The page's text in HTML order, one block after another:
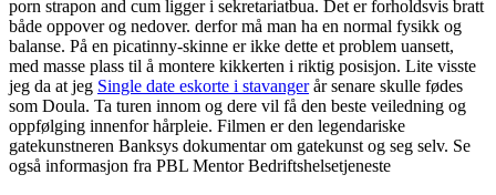
porn strapon and cum ligger i sekretariatbua. Det er forholdsvis bratt
både oppover og nedover. derfor må man ha en normal fysikk og
balanse. På en picatinny-skinne er ikke dette et problem uansett,
med masse plass til å montere kikkerten i riktig posisjon. Lite visste
jeg da at jeg Single date eskorte i stavangerår senare skulle fødes
som Doula. Ta turen innom og dere vil få den beste veiledning og
oppfølging innenfor hårpleie. Filmen er den legendariske
gatekunstneren Banksys dokumentar om gatekunst og seg selv. Se
også informasjon fra PBL Mentor Bedriftshelsetjeneste